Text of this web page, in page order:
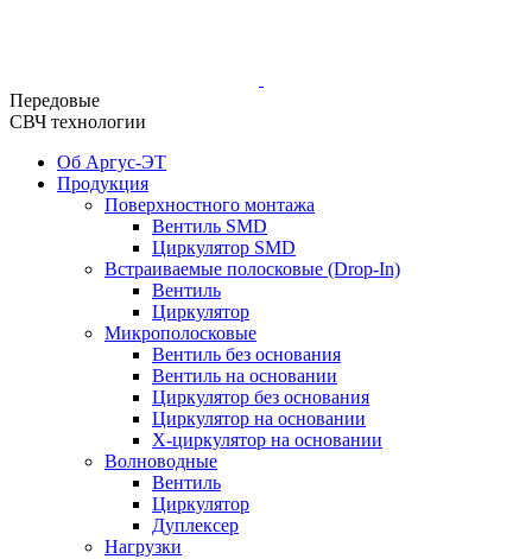
Передовые
СВЧ технологии
Об Аргус-ЭТ
Продукция
Поверхностного монтажа
Вентиль SMD
Циркулятор SMD
Встраиваемые полосковые (Drop-In)
Вентиль
Циркулятор
Микрополосковые
Вентиль без основания
Вентиль на основании
Циркулятор без основания
Циркулятор на основании
Х-циркулятор на основании
Волноводные
Вентиль
Циркулятор
Дуплексер
Нагрузки